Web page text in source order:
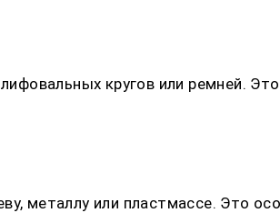
кругов или ремней.
металлу или пластмассе. Это